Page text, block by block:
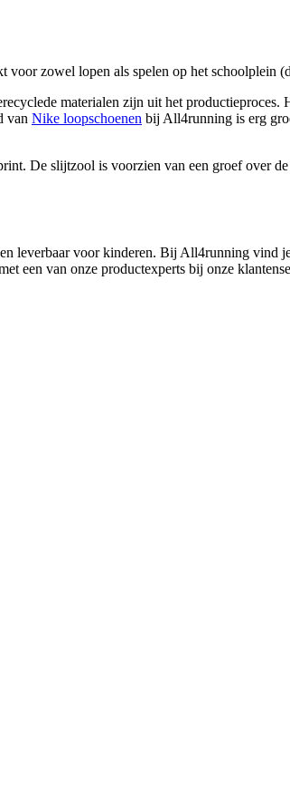
zowel lopen als spelen op het schoolplein
materialen zijn uit het productieproces.
van Nike loopschoenen bij All4running is erg
De slijtzool is voorzien van een groef over
voor kinderen. Bij All4running vind
een van onze productexperts bij onze